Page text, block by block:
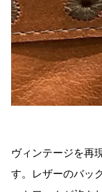
ヴィンテージを再
す。レザーのバッ